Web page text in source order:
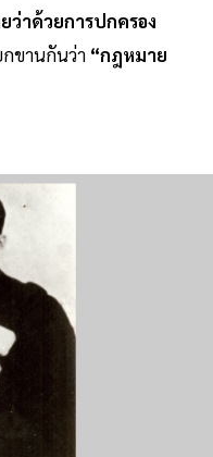
ว่าด้วยการปกครอง
ขานกันว่า “กฎหมาย